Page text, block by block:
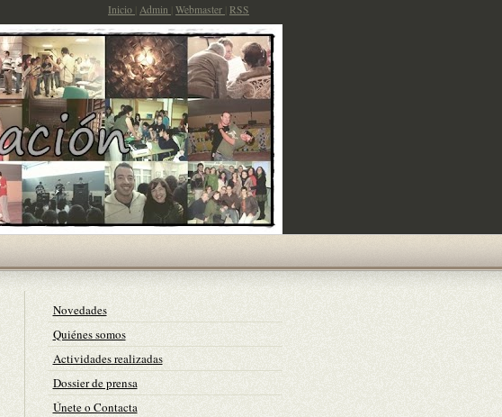
Inicio Admin Webmaster RSS
Novedades
Quiénes somos
Actividades realizadas
Dossier de prensa
Únete o Contacta